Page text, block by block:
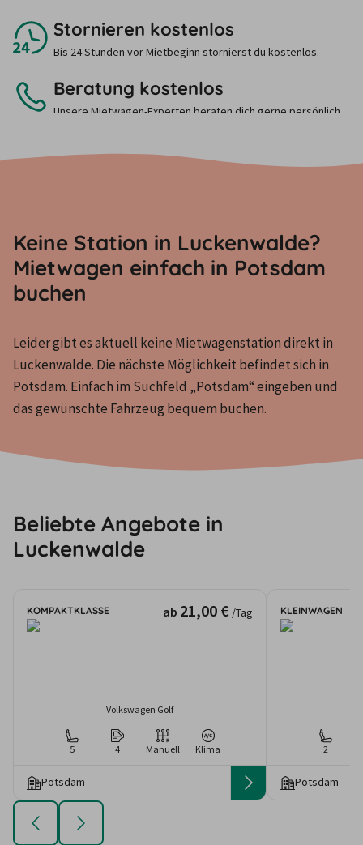
Stornieren kostenlos
Bis 24 Stunden vor Mietbeginn stornierst du kostenlos.
Beratung kostenlos
Unsere Mietwagen-Experten beraten dich gerne persönlich.
Keine Station in Luckenwalde?
Mietwagen einfach in Potsdam
buchen
Leider gibt es aktuell keine Mietwagenstation direkt in
Luckenwalde. Die nächste Möglichkeit befindet sich in
Potsdam. Einfach im Suchfeld „Potsdam“ eingeben und
das gewünschte Fahrzeug bequem buchen.
Beliebte Angebote in
Luckenwalde
KOMPAKTKLASSE ab 21,00 € /Tag
Volkswagen Golf
5 4 Manuell Klima
Potsdam
KLEINWAGEN
2
Potsdam